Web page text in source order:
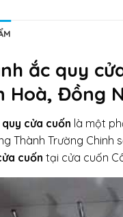
ắc quy
Hoà, Đồng
cửa cuốn là một
Thành Trường Chinh
cuốn tại cửa cuốn